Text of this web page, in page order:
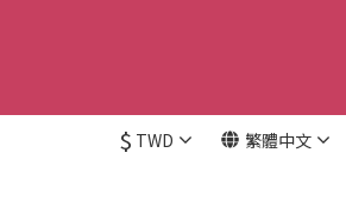
$ TWD 繁體中文